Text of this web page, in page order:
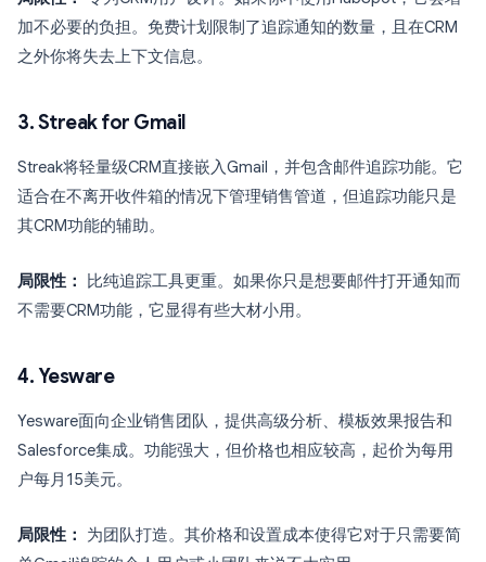
加不必要的负担。免费计划限制了追踪通知的数量，且在CRM
之外你将失去上下文信息。
3. Streak for Gmail
Streak将轻量级CRM直接嵌入Gmail，并包含邮件追踪功能。它
适合在不离开收件箱的情况下管理销售管道，但追踪功能只是
其CRM功能的辅助。
局限性：
比纯追踪工具更重。如果你只是想要邮件打开通知而
不需要CRM功能，它显得有些大材小用。
4. Yesware
Yesware面向企业销售团队，提供高级分析、模板效果报告和
Salesforce集成。功能强大，但价格也相应较高，起价为每用
户每月15美元。
局限性：
为团队打造。其价格和设置成本使得它对于只需要简